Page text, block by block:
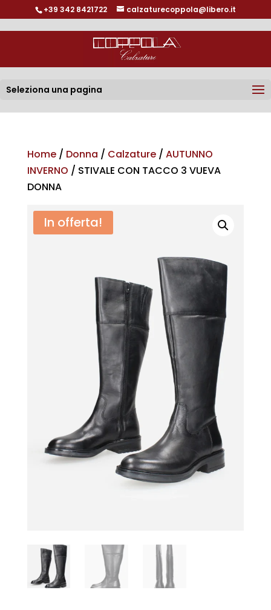
+39 342 8421722 calzaturecoppola@libero.it
Seleziona una pagina
Home/ Donna / Calzature/ AUTUNNO
INVERNO / STIVALE CON TACCO 3 VUEVA
DONNA
In offerta!